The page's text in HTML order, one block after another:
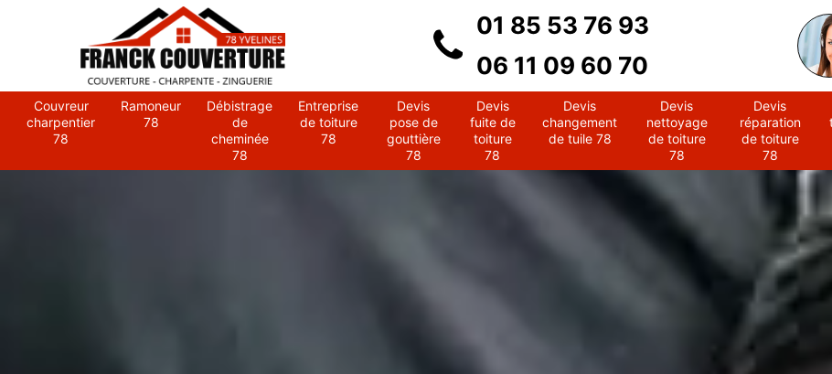
01 85 53 76 93
06 11 09 60 70
Couvreur
charpentier
78
Ramoneur
78
Débistrage
de
cheminée
78
Entreprise
de toiture
78
Devis
pose de
gouttière
78
Devis
fuite de
toiture
78
Devis
changement
de tuile 78
Devis
nettoyage
de toiture
78
Devis
réparation
de toiture
78